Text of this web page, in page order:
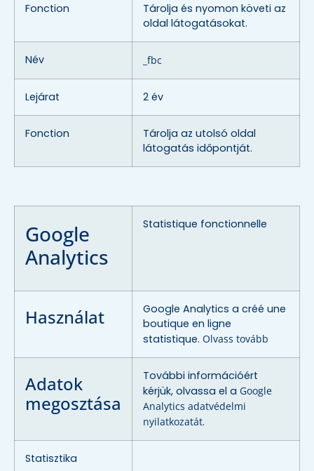
Fonction
Tárolja és nyomon követi az
oldal látogatásokat.
Név _fbc
Lejárat 2 év
Fonction
Tárolja az utolsó oldal
látogatás időpontját.
Google
Analytics
Statistique fonctionnelle
Használat
Google Analytics a créé une
boutique en ligne
statistique. Olvass tovább
Adatok
megosztása
További információért
kérjük, olvassa el a Google
Analytics adatvédelmi
nyilatkozatát.
Statisztika